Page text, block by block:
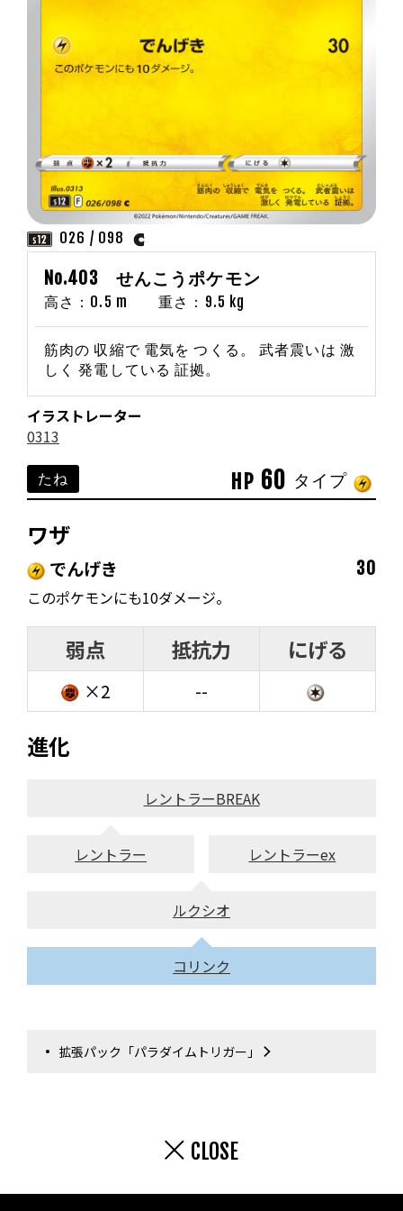
026 / 098
No.403 せんこうポケモン
高さ：0.5 m 重さ：9.5 kg
筋肉の 収縮で 電気を つくる。 武者震いは 激
しく 発電している 証拠。
イラストレーター
0313
たね HP 60 タイプ
ワザ
でんげき
30
このポケモンにも10ダメージ。
弱点 抵抗力 にげる
×2 --
進化
レントラーBREAK
レントラー レントラーex
ルクシオ
コリンク
拡張パック「パラダイムトリガー」
CLOSE